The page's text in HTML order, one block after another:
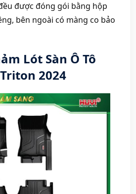
được đóng gói bằng hộp
bên ngoài có màng co bảo
Lót Sàn Ô Tô
2024